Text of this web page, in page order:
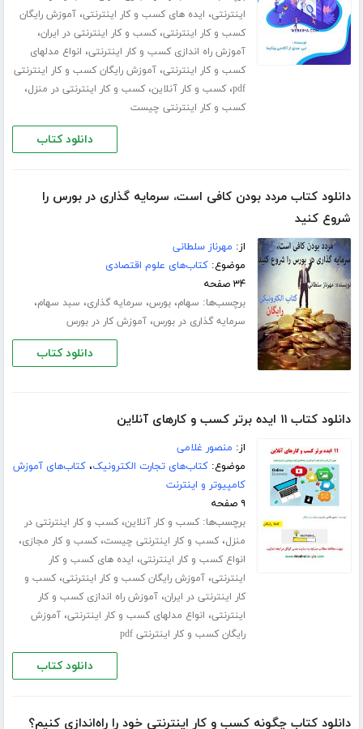
اینترنتی، ایده های کسب و کار اینترنتی،آموزش رایگان
کسب و کار اینترنتی،کسب و کار اینترنتی در ایران،
آموزش راه اندازی کسب و کار اینترنتی، انواع مدلهای
کسب و کار اینترنتی،آموزش رایگان کسب و کار اینترنتی
pdf،کسب و کار آنلاین،کسب و کار اینترنتی در منزل،
کسب و کار اینترنتی چیست
دانلود کتاب
دانلود کتاب مردد بودن کافی است، سرمایه گذاری در بورس را
شروع کنید
از: مهرناز سلطانی
موضوع:کتاب‌های علوم اقتصادی
۳۴ صفحه
برچسب‌ها: سهام،بورس، سرمایه گذاری، سبد سهام،
سرمایه گذاری در بورس،آموزش کار در بورس
دانلود کتاب
دانلود کتاب ۱۱ ایده برتر کسب و کارهای آنلاین
از: منصور غلامی
موضوع:کتاب‌های تجارت الکترونیک،کتاب‌های آموزش
کامپیوتر و اینترنت
۹ صفحه
برچسب‌ها:کسب و کار آنلاین،کسب و کار اینترنتی در
منزل،کسب و کار اینترنتی چیست،کسب و کار مجازی،
انواع کسب و کار اینترنتی، ایده های کسب و کار
اینترنتی،آموزش رایگان کسب و کار اینترنتی،کسب و
کار اینترنتی در ایران،آموزش راه اندازی کسب و کار
اینترنتی، انواع مدلهای کسب و کار اینترنتی،آموزش
رایگان کسب و کار اینترنتی pdf
دانلود کتاب
دانلود کتاب چگونه کسب و کار اینترنتی خود را راه‌اندازی کنیم؟